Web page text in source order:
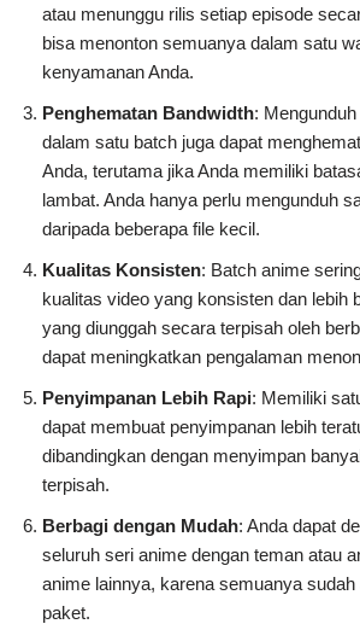
atau menunggu rilis setiap episode
bisa menonton semuanya dalam satu
kenyamanan Anda.
Penghematan Bandwidth:
dalam satu batch juga dapat
Anda, terutama jika Anda memiliki
lambat. Anda hanya perlu mengunduh
daripada beberapa file kecil.
Kualitas Konsisten: Batch anime
kualitas video yang konsisten dan lebih
yang diunggah secara terpisah oleh
dapat meningkatkan pengalaman
Penyimpanan Lebih Rapi: Memiliki
dapat membuat penyimpanan lebih
dibandingkan dengan menyimpan
terpisah.
Berbagi dengan Mudah: Anda dapat
seluruh seri anime dengan teman atau
anime lainnya, karena semuanya
paket.